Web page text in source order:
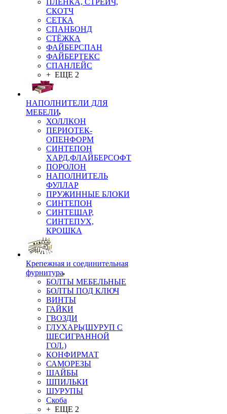
ПЛЁНКА, СТРЕЙЧ,
СКОТЧ
СЕТКА
СПАНБОНД
СТЁЖКА
ФАЙБЕРСПАН
ФАЙБЕРТЕКС
СПАНЛЕЙС
+ ЕЩЕ 2
НАПОЛНИТЕЛИ ДЛЯ
МЕБЕЛИ
ХОЛЛКОН
ПЕРИОТЕК-
ОПЕНФОРМ
СИНТЕПОН
ХАРД,ФЛАЙБЕРСОФТ
ПОРОЛОН
НАПОЛНИТЕЛЬ
ФУЛЛАР
ПРУЖИННЫЕ БЛОКИ
СИНТЕПОН
СИНТЕШАР,
СИНТЕПУХ,
КРОШКА
Крепежная и соединительная
фурнитура
БОЛТЫ МЕБЕЛЬНЫЕ
БОЛТЫ ПОД КЛЮЧ
ВИНТЫ
ГАЙКИ
ГВОЗДИ
ГЛУХАРЬ(ШУРУП С
ШЕСИГРАННОЙ
ГОЛ.)
КОНФИРМАТ
САМОРЕЗЫ
ШАЙБЫ
ШПИЛЬКИ
ШУРУПЫ
Скоба
+ ЕЩЕ 2